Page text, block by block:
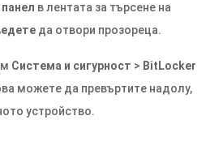
в лентата за търсене на
да отвори прозореца.
Система и сигурност > BitLocker
можете да превъртите надолу,
устройство.